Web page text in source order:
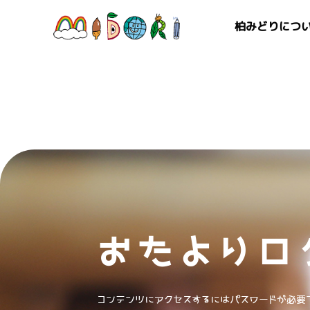
柏みどりにつ
おたよりロ
コンテンツにアクセスするにはパスワードが必要